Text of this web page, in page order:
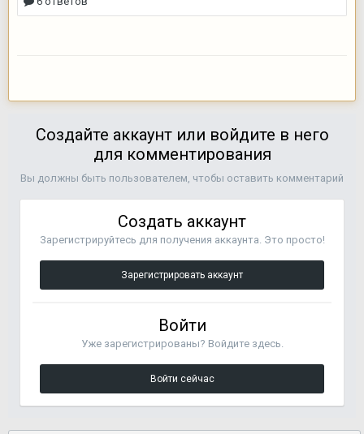
Создайте аккаунт или войдите в него
для комментирования
Вы должны быть пользователем, чтобы оставить комментарий
Создать аккаунт
Зарегистрируйтесь для получения аккаунта. Это просто!
Зарегистрировать аккаунт
Войти
Уже зарегистрированы? Войдите здесь.
Войти сейчас